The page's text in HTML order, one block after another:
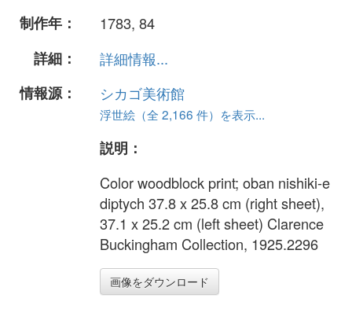
制作年：
1783, 84
詳細：
詳細情報...
情報源：
シカゴ美術館
浮世絵（全 2,166 件）を表示...
説明：
Color woodblock print; oban nishiki-e
diptych 37.8 x 25.8 cm (right sheet),
37.1 x 25.2 cm (left sheet) Clarence
Buckingham Collection, 1925.2296
画像をダウンロード